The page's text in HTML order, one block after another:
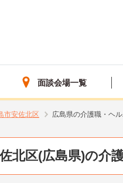
面談会場一覧
市安佐北区 広島県の介護職・ヘ
北区(広島県)の介